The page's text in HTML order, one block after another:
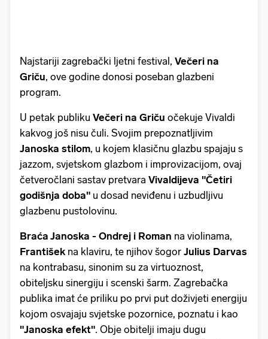
Najstariji zagrebački ljetni festival, Večeri na
Griču, ove godine donosi poseban glazbeni
program.
U petak publiku Večeri na Griču očekuje Vivaldi
kakvog još nisu čuli. Svojim prepoznatljivim
Janoska stilom, u kojem klasičnu glazbu spajaju s
jazzom, svjetskom glazbom i improvizacijom, ovaj
četveročlani sastav pretvara Vivaldijeva "Četiri
godišnja doba" u dosad neviđenu i uzbudljivu
glazbenu pustolovinu.
Braća Janoska - Ondrej i Roman na violinama,
František na klaviru, te njihov šogor Julius Darvas
na kontrabasu, sinonim su za virtuoznost,
obiteljsku sinergiju i scenski šarm. Zagrebačka
publika imat će priliku po prvi put doživjeti energiju
kojom osvajaju svjetske pozornice, poznatu i kao
"Janoska efekt". Obje obitelji imaju dugu